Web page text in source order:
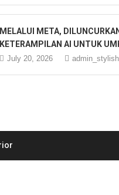
MELALUI META,
KETERAMPILAN AI UNTUK
July 20, 2026 admin_stylish